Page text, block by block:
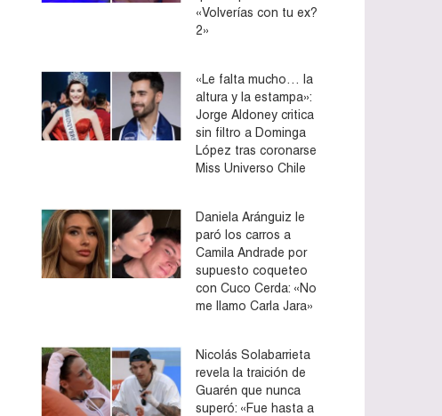
«Volverías con tu ex?
2»
«Le falta mucho… la
altura y la estampa»:
Jorge Aldoney critica
sin filtro a Dominga
López tras coronarse
Miss Universo Chile
Daniela Aránguiz le
paró los carros a
Camila Andrade por
supuesto coqueteo
con Cuco Cerda: «No
me llamo Carla Jara»
Nicolás Solabarrieta
revela la traición de
Guarén que nunca
superó: «Fue hasta a